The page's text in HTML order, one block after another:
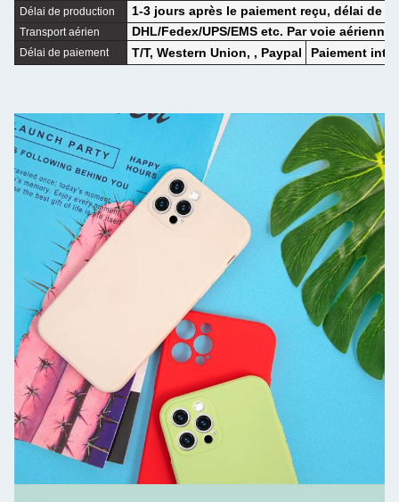
Délai de production 1-3 jours après le paiement reçu, délai de
Transport aérien DHL/Fedex/UPS/EMS etc. Par voie
Délai de paiement T/T, Western Union, , Paypal Paiement